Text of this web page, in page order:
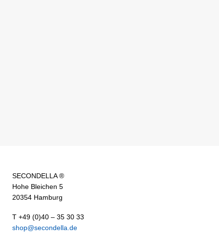
SECONDELLA ®
Hohe Bleichen 5
20354 Hamburg
T +49 (0)40 – 35 30 33
shop@secondella.de